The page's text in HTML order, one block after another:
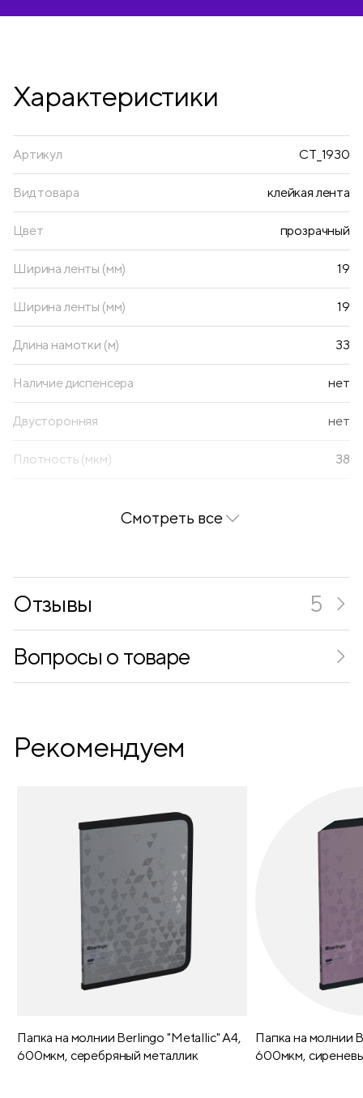
Характеристики
Артикул CT_1930
Вид товара клейкая лента
Цвет прозрачный
Ширина ленты (мм) 19
Ширина ленты (мм) 19
Длина намотки (м) 33
Наличие диспенсера нет
Двусторонняя нет
Плотность (мкм) 38
Смотреть все
Отзывы
5
Вопросы о товаре
Рекомендуем
Папка на молнии Berlingo "Metallic" А4,
600мкм, серебряный металлик
Папка на молнии
600мкм,